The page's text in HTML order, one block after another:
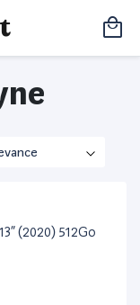
(2020) 512Go